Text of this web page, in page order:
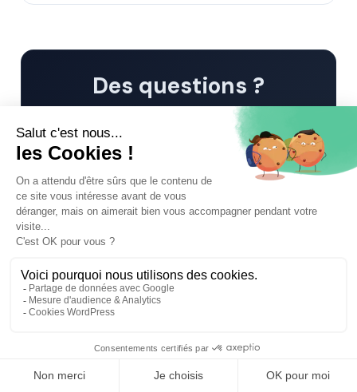
Des questions ?
Nous serons ravis d'y répondre !
contact@trouver-avocats.fr
📝 Déposer un dossier
Nos partenaires